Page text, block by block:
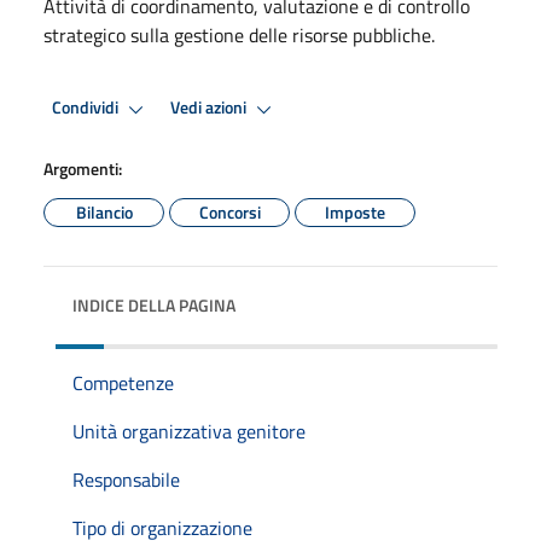
strategico sulla gestione delle risorse pubbliche.
Condividi Vedi azioni
Argomenti:
Bilancio
Concorsi Imposte
INDICE DELLA PAGINA
Competenze
Unità organizzativa genitore
Responsabile
Tipo di organizzazione